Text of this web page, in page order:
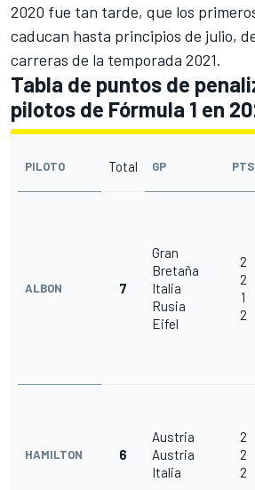
2020 fue tan tarde, que los
caducan hasta principios de julio,
carreras de la temporada 2021.
Tabla de puntos de
pilotos de Fórmula 1 en
PILOTO Total GP PTS
ALBON 7
Gran
Bretaña
Italia
Rusia
Eifel
2
2
1
2
HAMILTON 6
Austria
Austria
Italia
2
2
2